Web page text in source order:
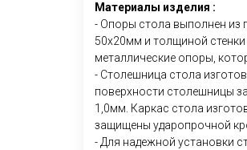
Материалы изделия :
- Опоры стола выполнен из
50х20мм и толщиной
металлические опоры,
- Столешница стола
поверхности столешницы
1,0мм. Каркас стола
защищены ударопрочной
- Для надежной установки